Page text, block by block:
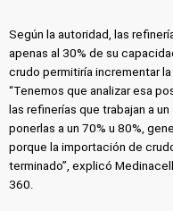
Según la autoridad, las
apenas al 30% de su
crudo permitiría incrementar
“Tenemos que analizar esa
las refinerías que trabajan a
ponerlas a un 70% u 80%,
porque la importación de
terminado”, explicó
360.